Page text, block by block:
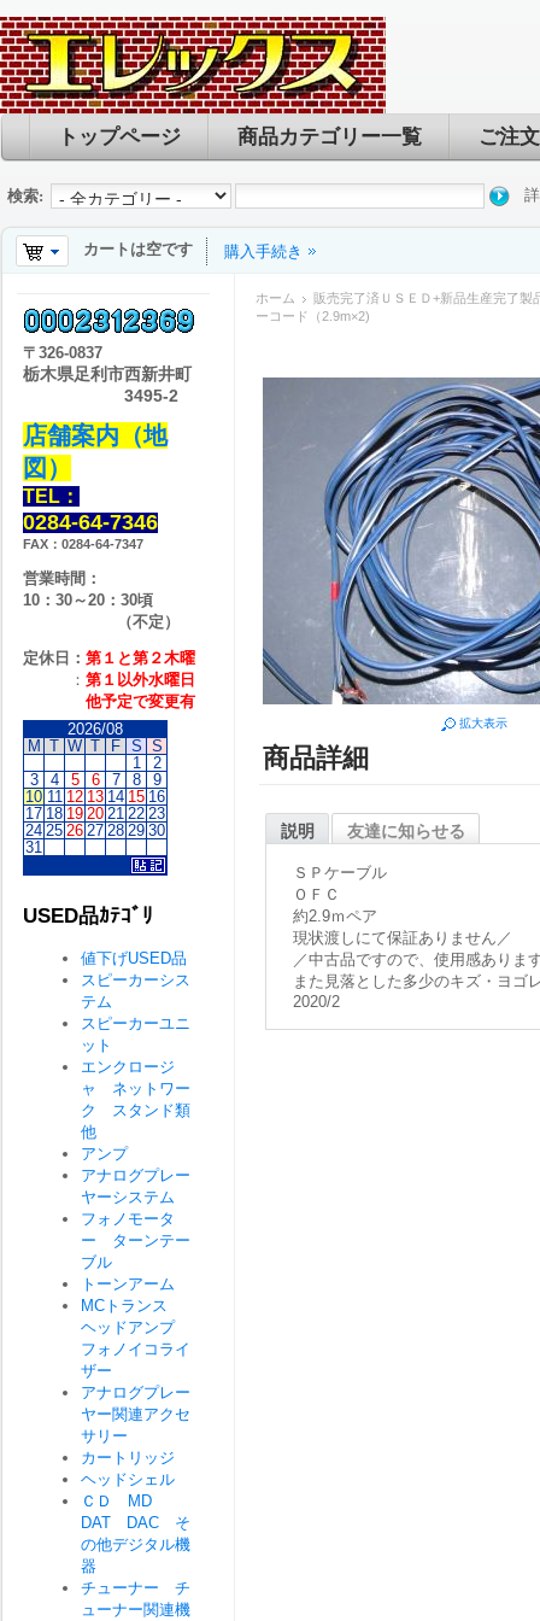
トップページ 商品カテゴリー一覧 ご注
検索:
カートは空です 購入手続き
ホーム
販売完了済ＵＳＥＤ+新品生産完了製
ーコード（2.9m×2)
拡大表示
商品詳細
説明 友達に知らせる
ＳＰケーブル
ＯＦＣ
約2.9ｍペア
現状渡しにて保証ありません／
／中古品ですので、使用感ありま
また見落とした多少のキズ・ヨゴ
2020/2
〒 326-0837
栃木県足利市西新井町
3495-2
店舗案内（地
図）
TEL：
0284-64-7346
FAX：0284-64-7347
営業時間：
10：30～20：30頃
（不定）
定休日： 第１と第２木曜
： 第１以外水曜日
他予定で変更有
2026/08
M T W T F S S
1
2
3
4 5 6 7 8
9
10 11 12 13 14 15 16
17 18 19 20 21 22 23
24 25 26 27 28 29 30
31
USED品ｶﾃｺﾞﾘ
値下げUSED品
スピーカーシス
テム
スピーカーユニ
ット
エンクロージ
ャ ネットワー
ク スタンド類
他
アンプ
アナログプレー
ヤーシステム
フォノモータ
ー ターンテー
ブル
トーンアーム
MCトランス
ヘッドアンプ
フォノイコライ
ザー
アナログプレー
ヤー関連アクセ
サリー
カートリッジ
ヘッドシェル
ＣＤ MD
DAT DAC そ
の他デジタル機
器
チューナー チ
ューナー関連機